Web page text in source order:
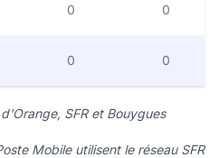
0 0
0 0
SFR et Bouygues
Mobile utilisent le réseau SFR